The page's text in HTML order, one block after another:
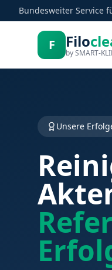
Bundesweiter Service
F Filo
by SMART-
Unsere